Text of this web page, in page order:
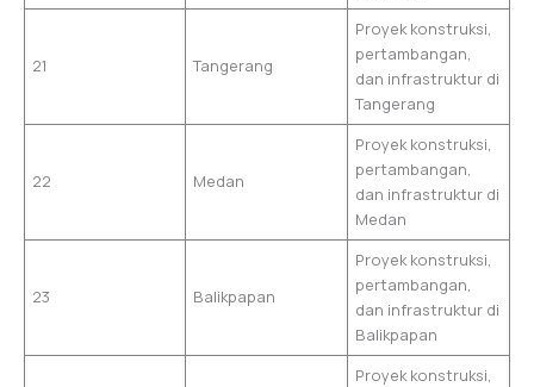
21 Tangerang
Proyek konstruksi,
pertambangan,
dan infrastruktur di
Tangerang
22 Medan
Proyek konstruksi,
pertambangan,
dan infrastruktur di
Medan
23 Balikpapan
Proyek konstruksi,
pertambangan,
dan infrastruktur di
Balikpapan
Proyek konstruksi,